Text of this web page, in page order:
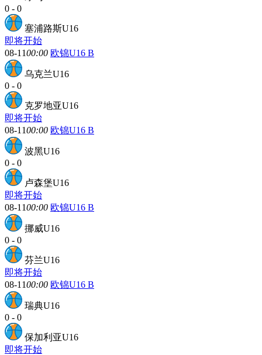
0 - 0
塞浦路斯U16
即将开始
08-1100:00 欧锦U16 B
乌克兰U16
0 - 0
克罗地亚U16
即将开始
08-1100:00 欧锦U16 B
波黑U16
0 - 0
卢森堡U16
即将开始
08-1100:00 欧锦U16 B
挪威U16
0 - 0
芬兰U16
即将开始
08-1100:00 欧锦U16 B
瑞典U16
0 - 0
保加利亚U16
即将开始